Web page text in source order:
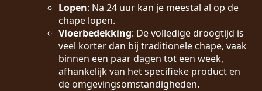
Lopen: Na 24 uur kan je meestal al op de
chape lopen.
Vloerbedekking: De volledige droogtijd is
veel korter dan bij traditionele chape, vaak
binnen een paar dagen tot een week,
afhankelijk van het specifieke product en
de omgevingsomstandigheden.